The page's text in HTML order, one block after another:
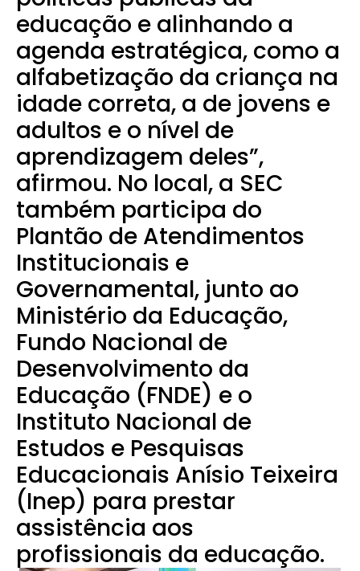
educação e alinhando a
agenda estratégica, como a
alfabetização da criança na
idade correta, a de jovens e
adultos e o nível de
aprendizagem deles”,
afirmou. No local, a SEC
também participa do
Plantão de Atendimentos
Institucionais e
Governamental, junto ao
Ministério da Educação,
Fundo Nacional de
Desenvolvimento da
Educação (FNDE) e o
Instituto Nacional de
Estudos e Pesquisas
Educacionais Anísio Teixeira
(Inep) para prestar
assistência aos
profissionais da educação.